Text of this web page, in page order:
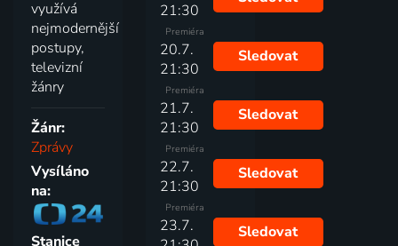
využívá
nejmodernější
postupy,
televizní
žánry
Žánr:
Zprávy
Vysíláno
na:
Stanice
21:30
Premiéra
20.7.
21:30
Premiéra
Sledovat
21.7.
21:30
Premiéra
Sledovat
22.7.
21:30
Premiéra
Sledovat
23.7.
Sledovat